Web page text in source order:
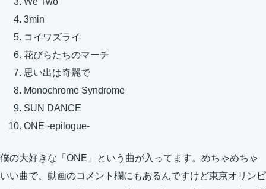
3min
コイワズライ
花びらたちのマーチ
思い出は奇麗で
Monochrome Syndrome
SUN DANCE
ONE -epilogue-
僕の大好きな「ONE」という曲が入ってます。めちゃめちゃ
いい曲で、動画のコメント欄にもあるんですけど東京オリンピ